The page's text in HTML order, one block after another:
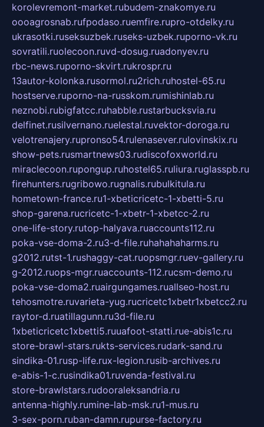
korolevremont-market.rubudem-znakomye.ru
oooagrosnab.rufpodaso.ruemfire.rupro-otdelky.ru
ukrasotki.ruseksuzbek.ruseks-uzbek.ruporno-vk.ru
sovratili.ruolecoon.ruvd-dosug.ruadonyev.ru
rbc-news.ruporno-skvirt.rukrospr.ru
13autor-kolonka.rusormol.ru2rich.ruhostel-65.ru
hostserve.ruporno-na-russkom.rumishinlab.ru
neznobi.rubigfatcc.ruhabble.rustarbucksvia.ru
delfinet.rusilvernano.ruelestal.ruvektor-doroga.ru
velotrenajery.rupronso54.rulenasever.rulovinskix.ru
show-pets.rusmartnews03.rudiscofoxworld.ru
miraclecoon.rupongup.ruhostel65.ruliura.ruglasspb.ru
firehunters.rugribowo.rugnalis.rubulkitula.ru
hometown-france.ru1-xbeticricetc-1-xbetti-5.ru
shop-garena.rucricetc-1-xbetr-1-xbetcc-2.ru
one-life-story.rutop-halyava.ruaccounts112.ru
poka-vse-doma-2.ru3-d-file.ruhahahaharms.ru
g2012.rutst-1.rushaggy-cat.ruopsmgr.ruev-gallery.ru
g-2012.ruops-mgr.ruaccounts-112.rucsm-demo.ru
poka-vse-doma2.ruairgungames.ruallseo-host.ru
tehosmotre.ruvarieta-yug.rucricetc1xbetr1xbetcc2.ru
raytor-d.ruatillagunn.ru3d-file.ru
1xbeticricetc1xbetti5.ruuafoot-statti.rue-abis1c.ru
store-brawl-stars.rukts-services.rudark-sand.ru
sindika-01.rusp-life.rux-legion.rusib-archives.ru
e-abis-1-c.rusindika01.ruvenda-festival.ru
store-brawlstars.rudooraleksandria.ru
antenna-highly.rumine-lab-msk.ru1-mus.ru
3-sex-porn.ruban-damn.rupurse-factory.ru